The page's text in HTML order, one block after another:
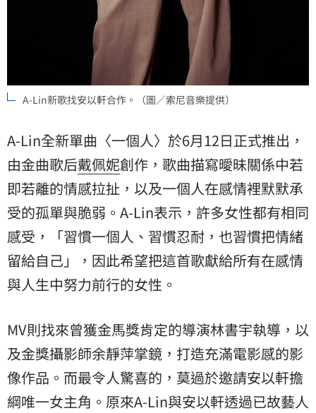
A-Lin新歌找安以軒合作。（圖／索尼音樂提供）
A-Lin全新單曲〈一個人〉於6月12日正式推出，
由金曲歌后戴佩妮創作，歌曲描寫曖昧關係中若
即若離的情感拉扯，以及一個人在感情裡默默承
受的孤單與脆弱。A-Lin表示，許多女性都有相同
感受，「習慣一個人、習慣忍耐，也習慣把情緒
留給自己」，因此希望把這首歌獻給所有在感情
與人生中努力前行的女性。
MV則找來曾獲金馬獎肯定的導演林書宇執導，以
及金獎攝影師余靜萍掌鏡，打造充滿電影感的影
像作品。而最令人驚喜的，莫過於邀請安以軒擔
綱唯一女主角。原來A-Lin與安以軒透過已故藝人